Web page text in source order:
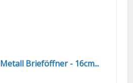
Brieföffner - 16cm...